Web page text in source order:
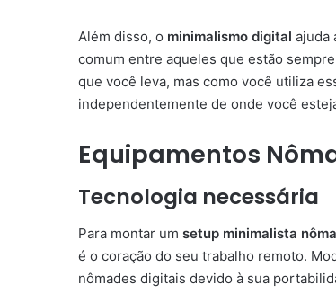
Além disso, o minimalismo digital ajuda
comum entre aqueles que estão
que você leva, mas como você utiliza
independentemente de onde você
Equipamentos
Tecnologia necessária
Para montar um setup minimalista
é o coração do seu trabalho remoto.
nômades digitais devido à sua